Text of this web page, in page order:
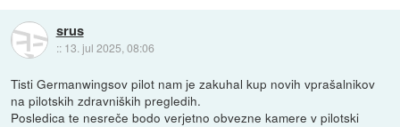
srus
:: 13. jul 2025, 08:06
Tisti Germanwingsov pilot nam je zakuhal kup novih vprašalnikov
na pilotskih zdravniških pregledih.
Posledica te nesreče bodo verjetno obvezne kamere v pilotski